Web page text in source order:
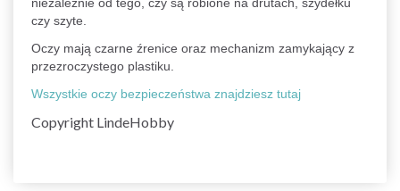
czy szyte.
Oczy mają czarne źrenice oraz mechanizm zamykający z
przezroczystego plastiku.
Wszystkie oczy bezpieczeństwa znajdziesz tutaj
Copyright LindeHobby